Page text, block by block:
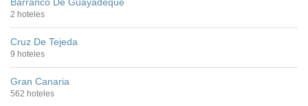
2 hoteles
Cruz De Tejeda
9 hoteles
Gran Canaria
562 hoteles